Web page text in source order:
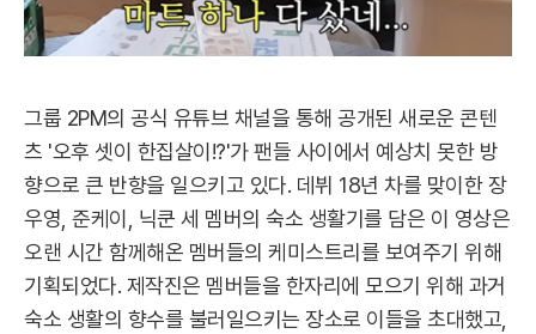
그룹 2PM의 공식 유튜브 채널을 통해 공개된 새로운 콘텐
츠 '오후 셋이 한집살이!?'가 팬들 사이에서 예상치 못한 방
향으로 큰 반향을 일으키고 있다. 데뷔 18년 차를 맞이한 장
우영, 준케이, 닉쿤 세 멤버의 숙소 생활기를 담은 이 영상은
오랜 시간 함께해온 멤버들의 케미스트리를 보여주기 위해
기획되었다. 제작진은 멤버들을 한자리에 모으기 위해 과거
숙소 생활의 향수를 불러일으키는 장소로 이들을 초대했고,